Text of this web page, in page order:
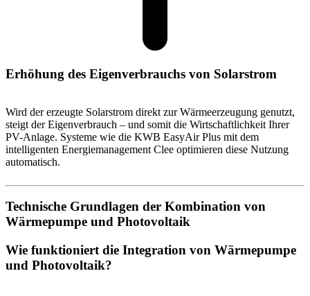
Erhöhung des Eigenverbrauchs von Solarstrom
Wird der erzeugte Solarstrom direkt zur Wärmeerzeugung genutzt,
steigt der Eigenverbrauch – und somit die Wirtschaftlichkeit Ihrer
PV-Anlage. Systeme wie die KWB EasyAir Plus mit dem
intelligenten Energiemanagement Clee optimieren diese Nutzung
automatisch.
Technische Grundlagen der Kombination von
Wärmepumpe und Photovoltaik
Wie funktioniert die Integration von Wärmepumpe
und Photovoltaik?